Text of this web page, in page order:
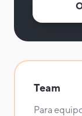
Team
Para